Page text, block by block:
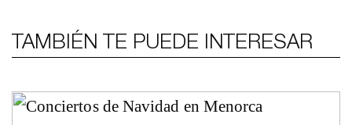
TAMBIÉN TE PUEDE INTERESAR